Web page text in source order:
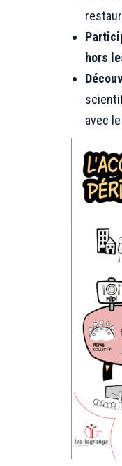
hors
avec le